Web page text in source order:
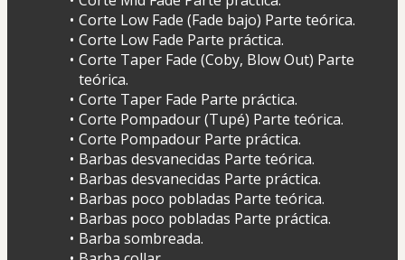
Corte Low Fade (Fade bajo) Parte teórica.
Corte Low Fade Parte práctica.
Corte Taper Fade (Coby, Blow Out) Parte
teórica.
Corte Taper Fade Parte práctica.
Corte Pompadour (Tupé) Parte teórica.
Corte Pompadour Parte práctica.
Barbas desvanecidas Parte teórica.
Barbas desvanecidas Parte práctica.
Barbas poco pobladas Parte teórica.
Barbas poco pobladas Parte práctica.
Barba sombreada.